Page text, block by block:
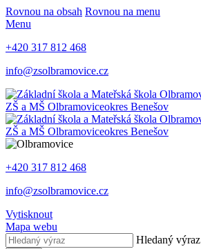
Rovnou na obsah Rovnou na menu
Menu
+420 317 812 468
info@zsolbramovice.cz
ZŠ a MŠ Olbramoviceokres Benešov
ZŠ a MŠ Olbramoviceokres Benešov
+420 317 812 468
info@zsolbramovice.cz
Vytisknout
Mapa webu
Hledaný výraz